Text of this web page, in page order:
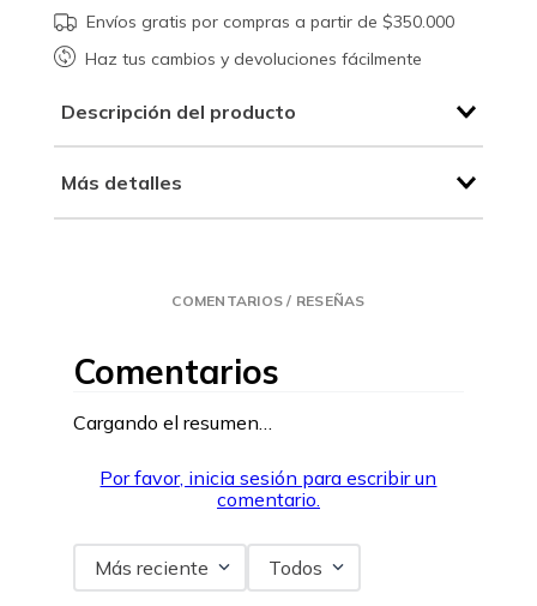
Envíos gratis por compras a partir de $350.000
Haz tus cambios y devoluciones fácilmente
Descripción del producto
Más detalles
COMENTARIOS / RESEÑAS
Comentarios
Cargando el resumen…
Por favor, inicia sesión para escribir un
comentario.
Más reciente Todos